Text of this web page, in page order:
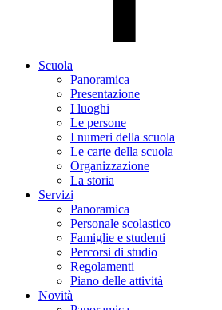
Scuola
Panoramica
Presentazione
I luoghi
Le persone
I numeri della scuola
Le carte della scuola
Organizzazione
La storia
Servizi
Panoramica
Personale scolastico
Famiglie e studenti
Percorsi di studio
Regolamenti
Piano delle attività
Novità